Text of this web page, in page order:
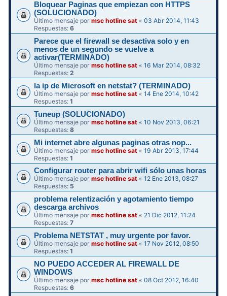
Bloquear Paginas que empiezan con HTTPS
(SOLUCIONADO)
Último mensaje pormsc hotline sat «03 Abr 2014, 11:43
Respuestas:6
Parece que el firewall se desactiva solo y en
menos de un segundo se vuelve a
activar(TERMINADO)
Último mensaje pormsc hotline sat «16 Mar 2014, 08:32
Respuestas:2
la ip de Microsoft en netstat? (TERMINADO)
Último mensaje pormsc hotline sat «14 Ene 2014, 10:42
Respuestas:1
Tuneup (SOLUCIONADO)
Último mensaje pormsc hotline sat «10 Nov 2013, 06:21
Respuestas:8
Mi internet abre algunas paginas otras nop...
Último mensaje pormsc hotline sat «19 Abr 2013, 17:44
Respuestas:1
Configurar router para abrir wifi sólo unas horas
Último mensaje pormsc hotline sat «12 Ene 2013, 08:27
Respuestas: 5
problema relentización y agotamiento tiempo
descarga archivos
Último mensaje pormsc hotline sat « 21 Dic 2012, 11:24
Respuestas:7
Problema NETSTAT , muy urgente por favor.
Último mensaje pormsc hotline sat «17 Nov 2012, 08:50
Respuestas:1
NO PUEDO ACCEDER AL FIREWALL DE
WINDOWS
Último mensaje pormsc hotline sat «08 Oct 2012, 16:40
Respuestas:6